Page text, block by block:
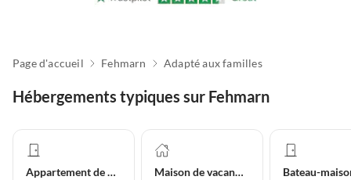
Page d'accueil Fehmarn Adapté aux familles
Hébergements typiques sur Fehmarn
Appartement de vacances Maison de vacances Bateau-